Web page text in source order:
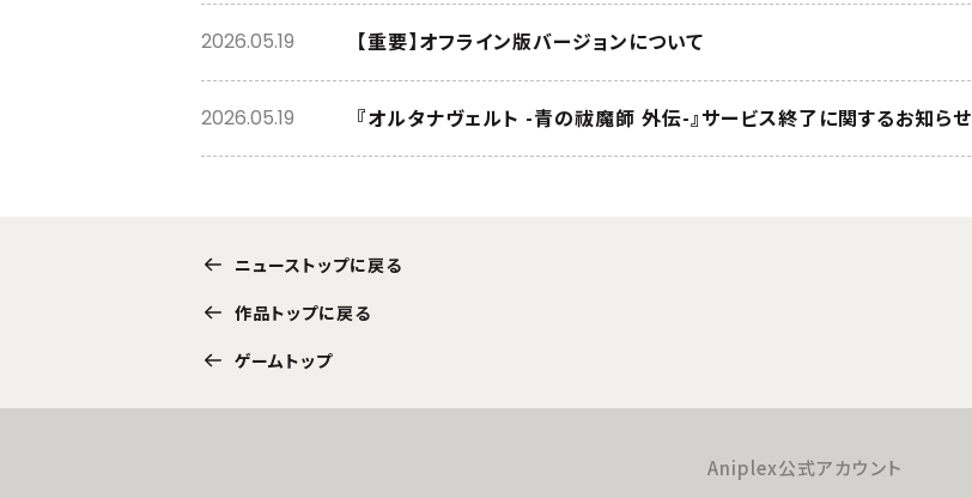
【重要】オフライン版バージョンについて
2026.05.19
『オルタナヴェルト -青の祓魔師 外伝-』サービス終了に関するお知らせ
2026.05.19
ニューストップに戻る
作品トップに戻る
ゲームトップ
Aniplex公式アカウント